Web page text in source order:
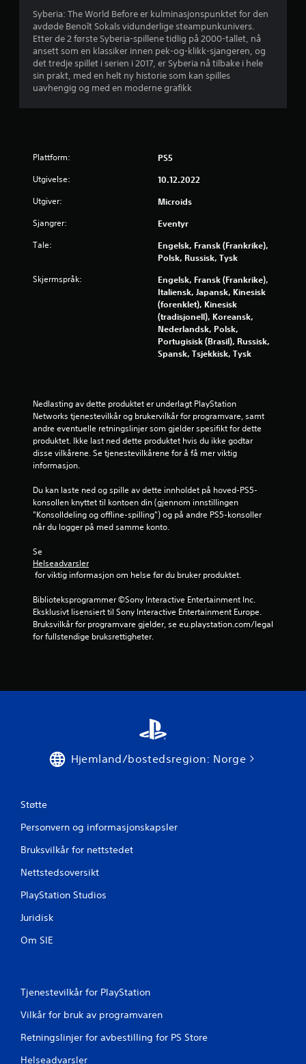
e
r
r
a
5
u
d
e
g
e
Syberia: The World Before er kulminasjonspunktet for den
avdøde Benoît Sokals vidunderlige steampunkunivers.
Etter de 2 første Syberia-spillene tidlig på 2000-tallet, nå
ansett som en klassiker innen pek-og-klikk-sjangeren, og
det tredje spillet i serien i 2017, er Syberia nå tilbake i hele
sin prakt, med en helt ny historie som kan spilles
uavhengig og med en moderne grafikk
Plattform: PS5
Utgivelse: 10.12.2022
Utgiver: Microids
Sjangrer: Eventyr
Tale:
Engelsk, Fransk (Frankrike),
Polsk, Russisk, Tysk
Skjermspråk:
Engelsk, Fransk (Frankrike),
Italiensk, Japansk, Kinesisk
(forenklet), Kinesisk
(tradisjonell), Koreansk,
Nederlandsk, Polsk,
Portugisisk (Brasil), Russisk,
Spansk, Tsjekkisk, Tysk
Nedlasting av dette produktet er underlagt PlayStation
Networks tjenestevilkår og brukervilkår for programvare, samt
andre eventuelle retningslinjer som gjelder spesifikt for dette
produktet. Ikke last ned dette produktet hvis du ikke godtar
disse vilkårene. Se tjenestevilkårene for å få mer viktig
informasjon.
Du kan laste ned og spille av dette innholdet på hoved-PS5-
konsollen knyttet til kontoen din (gjennom innstillingen
"Konsolldeling og offline-spilling") og på andre PS5-konsoller
når du logger på med samme konto.
Se
Helseadvarsler
for viktig informasjon om helse før du bruker produktet.
Biblioteksprogrammer ©Sony Interactive Entertainment Inc.
Eksklusivt lisensiert til Sony Interactive Entertainment Europe.
Bruksvilkår for programvare gjelder, se eu.playstation.com/legal
for fullstendige bruksrettigheter.
Hjemland/bostedsregion: Norge
Støtte
Personvern og informasjonskapsler
Bruksvilkår for nettstedet
Nettstedsoversikt
PlayStation Studios
Juridisk
Om SIE
Tjenestevilkår for PlayStation
Vilkår for bruk av programvaren
Retningslinjer for avbestilling for PS Store
Helseadvarsler